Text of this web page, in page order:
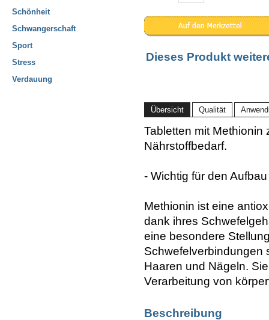
Schönheit
Schwangerschaft
Sport
Stress
Verdauung
Dieses Produkt
Übersicht Qualität
Tabletten mit
Nährstoffbedarf.
- Wichtig für den
Methionin ist eine
dank ihres
eine besondere
Schwefelverbindungen
Haaren und Nägeln.
Verarbeitung von
Beschreibung